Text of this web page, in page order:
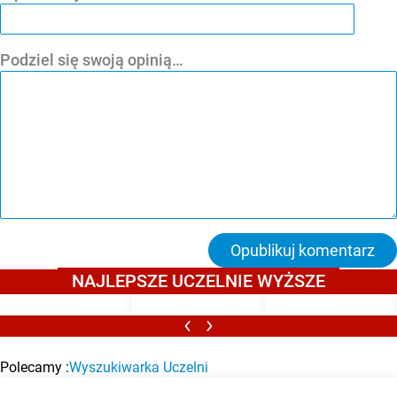
Podziel się swoją opinią…
Opublikuj komentarz
NAJLEPSZE UCZELNIE WYŻSZE
Polecamy :Wyszukiwarka Uczelni